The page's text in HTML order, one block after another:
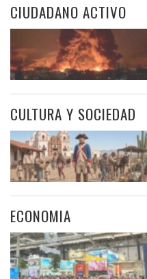
CIUDADANO ACTIVO
CULTURA Y SOCIEDAD
ECONOMIA